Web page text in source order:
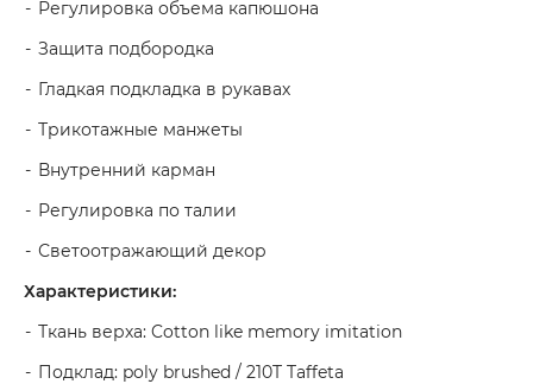
Регулировка объема капюшона
Защита подбородка
Гладкая подкладка в рукавах
Трикотажные манжеты
Внутренний карман
Регулировка по талии
Светоотражающий декор
Характеристики:
Ткань верха: Cotton like memory imitation
Подклад: poly brushed / 210T Taffeta